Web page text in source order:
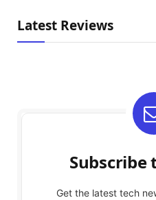
Latest Reviews
Subscribe
Get the latest tech